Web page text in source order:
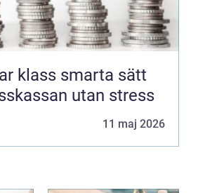
smarta sätt
utan stress
11 maj 2026